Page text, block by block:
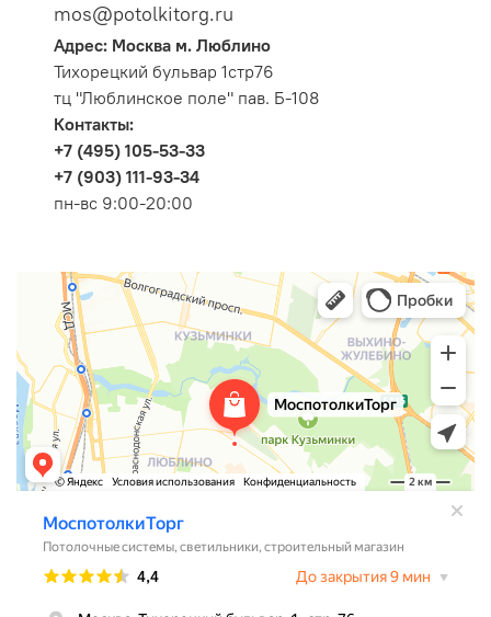
mos@potolkitorg.ru
Адрес: Москва м. Люблино
Тихорецкий бульвар 1стр76
тц "Люблинское поле" пав. Б-108
Контакты:
+7 (495) 105-53-33
+7 (903) 111-93-34
пн-вс 9:00-20:00